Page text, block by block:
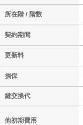
所在階 / 階数
契約期間
更新料
損保
鍵交換代
他初期費用